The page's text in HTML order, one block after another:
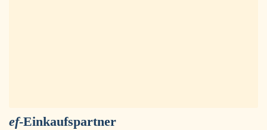
ef-Einkaufspartner